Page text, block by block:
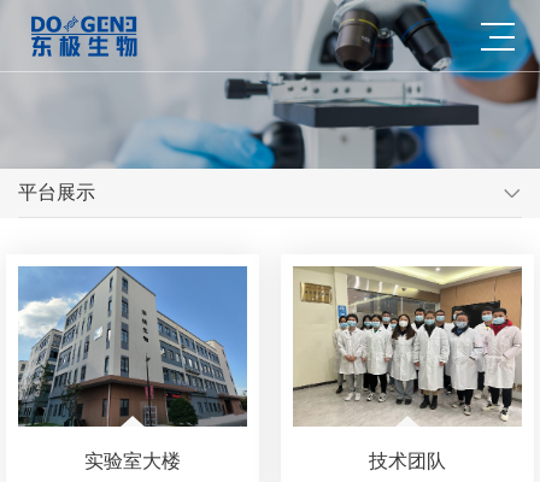
平台展示
实验室大楼 技术团队